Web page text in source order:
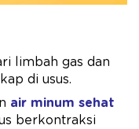
limbah gas dan
di usus.
air minum sehat
berkontraksi